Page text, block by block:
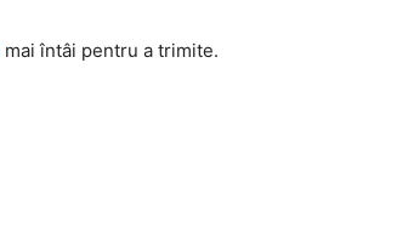
mai întâi pentru a trimite.